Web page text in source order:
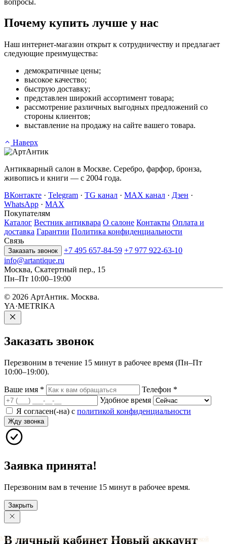
Почему купить лучше у нас
Наш интернет-магазин открыт к сотрудничеству и предлагает
следующие преимущества:
демократичные цены;
высокое качество;
быструю доставку;
представлен широкий ассортимент товара;
рассмотрение различных выгодных предложений со
стороны клиентов;
выставление на продажу на сайте вашего товара.
Наверх
Антикварный салон в Москве. Серебро, фарфор, бронза,
живопись и книги — с 2004 года.
ВКонтакте · Telegram · TG канал · MAX канал · Дзен ·
WhatsApp · MAX
Покупателям
Каталог Вестник антиквара О салоне Контакты Оплата и
доставка Гарантии Политика конфиденциальности
Связь
Заказать звонок +7 495 657-84-59 +7 977 922-63-10
info@artantique.ru
Москва, Скатертный пер., 15
Пн–Пт 10:00–19:00
© 2026 АртАнтик. Москва.
YA·METRIKA
Заказать звонок
Перезвоним в течение 15 минут в рабочее время (Пн–Пт
10:00–19:00).
Ваше имя * Телефон *
Удобное время
Я согласен(-на) с политикой конфиденциальности
Жду звонка
Заявка принята!
Перезвоним вам в течение 15 минут в рабочее время.
Закрыть
Мы используем cookie. Оставаясь на сайте, вы соглашаетесь сполитикой
В личныйкабинет Новыйаккаунт